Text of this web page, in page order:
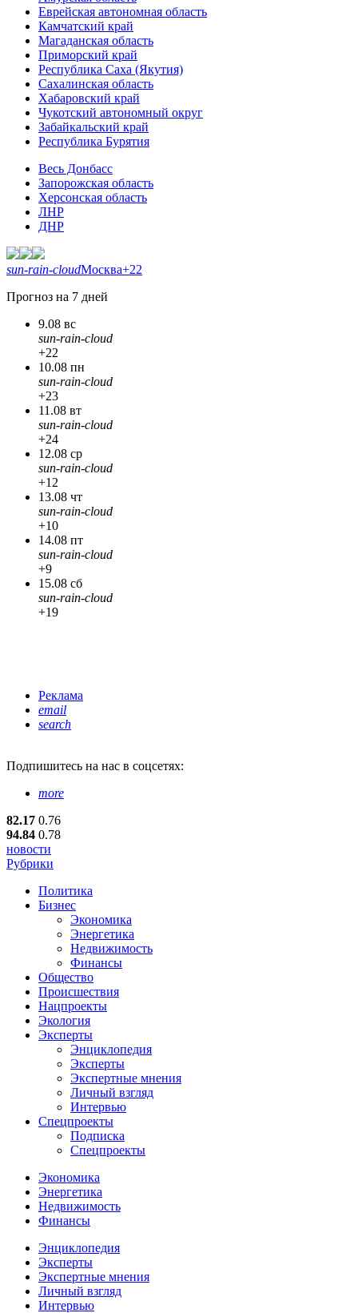
Еврейская автономная область
Камчатский край
Магаданская область
Приморский край
Республика Саха (Якутия)
Сахалинская область
Хабаровский край
Чукотский автономный округ
Забайкальский край
Республика Бурятия
Весь Донбасс
Запорожская область
Херсонская область
ЛНР
ДНР
sun-rain-cloudМосква+22
Прогноз на 7 дней
9.08 вс
sun-rain-cloud
+22
10.08 пн
sun-rain-cloud
+23
11.08 вт
sun-rain-cloud
+24
12.08 ср
sun-rain-cloud
+12
13.08 чт
sun-rain-cloud
+10
14.08 пт
sun-rain-cloud
+9
15.08 сб
sun-rain-cloud
+19
Реклама
email
search
Подпишитесь на нас в соцсетях:
more
82.17 0.76
94.84 0.78
новости
Рубрики
Политика
Бизнес
Экономика
Энергетика
Недвижимость
Финансы
Общество
Происшествия
Нацпроекты
Экология
Эксперты
Энциклопедия
Эксперты
Экспертные мнения
Личный взгляд
Интервью
Спецпроекты
Подписка
Спецпроекты
Экономика
Энергетика
Недвижимость
Финансы
Энциклопедия
Эксперты
Экспертные мнения
Личный взгляд
Интервью